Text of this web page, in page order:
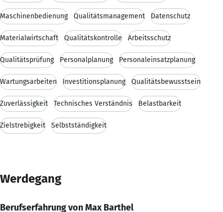
Maschinenbedienung Qualitätsmanagement Datenschutz
Materialwirtschaft Qualitätskontrolle Arbeitsschutz
Qualitätsprüfung Personalplanung Personaleinsatzplanung
Wartungsarbeiten Investitionsplanung Qualitätsbewusstsein
Zuverlässigkeit Technisches Verständnis Belastbarkeit
Zielstrebigkeit Selbstständigkeit
Werdegang
Berufserfahrung von Max Barthel